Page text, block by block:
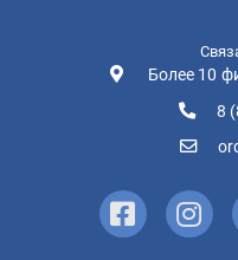
Более 10
8